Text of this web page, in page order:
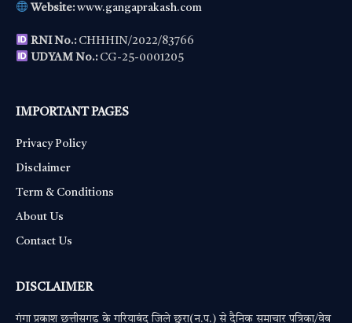
Website: www.gangaprakash.com
RNI No.:CHHHIN/2022/83766
UDYAM No.:CG-25-0001205
IMPORTANT PAGES
Privacy Policy
Disclaimer
Term & Conditions
About Us
Contact Us
DISCLAIMER
गंगा प्रकाश छत्तीसगढ के गरियाबंद जिले छुरा(न.प.) से दैनिक समाचार पत्रिका/वेब